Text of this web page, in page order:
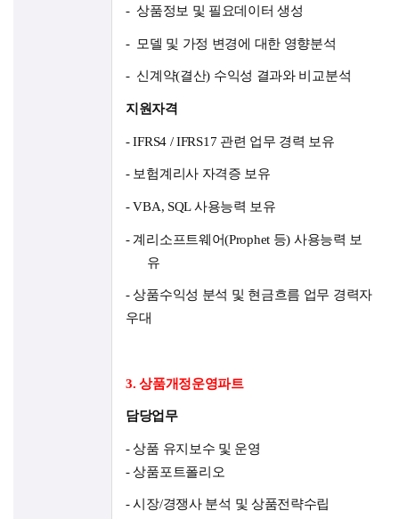
-상품정보 및 필요데이터 생성
- 모델 및 가정 변경에 대한 영향분석
- 신계약(결산) 수익성 결과와 비교분석
지원자격
-IFRS4 / IFRS17 관련 업무 경력 보유
- 보험계리사 자격증 보유
-VBA, SQL사용능력 보유
- 계리소프트웨어(Prophet 등) 사용능력 보
유
- 상품수익성 분석 및 현금흐름 업무 경력자
우대
3.상품개정운영파트
담당업무
-상품 유지보수 및 운영
-상품포트폴리오
-시장/경쟁사 분석 및 상품전략수립